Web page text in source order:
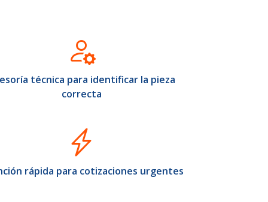
técnica para identificar la pieza
correcta
rápida para cotizaciones urgentes